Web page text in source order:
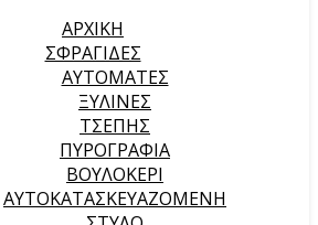
ΑΡΧΙΚΉ
ΣΦΡΑΓΙΔΕΣ
ΑΥΤΟΜΑΤΕΣ
ΞΥΛΙΝΕΣ
ΤΣΕΠΗΣ
ΠΥΡΟΓΡΑΦΙΑ
ΒΟΥΛΟΚΕΡΙ
ΑΥΤΟΚΑΤΑΣΚΕΥΑΖΟΜΕΝΗ